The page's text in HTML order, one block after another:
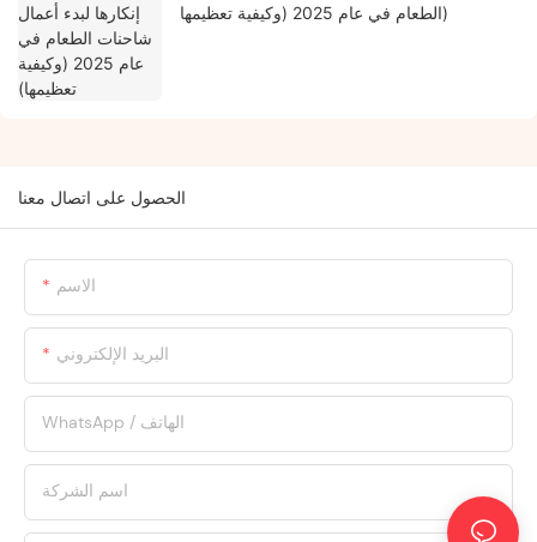
الطعام في عام 2025 (وكيفية تعظيمها)
الحصول على اتصال معنا
الاسم
البريد الإلكتروني
WhatsApp / الهاتف
اسم الشركة